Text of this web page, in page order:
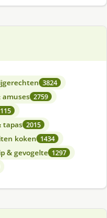
3824
amuses 2759
tapas 2015
koken 1434
& gevogelte 1297